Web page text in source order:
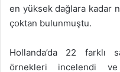
en yüksek dağlara kadar
çoktan bulunmuştu.
Hollanda’da 22 farklı
örnekleri incelendi ve